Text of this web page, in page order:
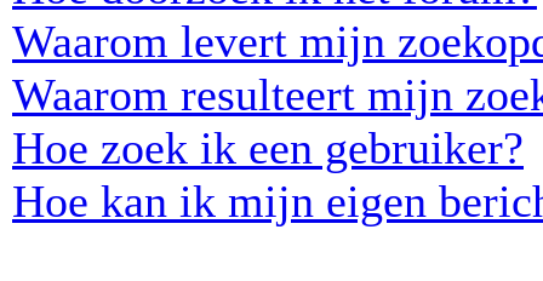
Waarom levert mijn
Waarom resulteert mijn
Hoe zoek ik een gebruiker?
Hoe kan ik mijn eigen